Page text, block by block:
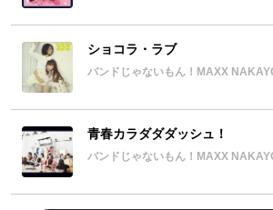
ショコラ・ラブ
バンドじゃないもん！MAXX
青春カラダダダッシュ！
バンドじゃないもん！MAXX